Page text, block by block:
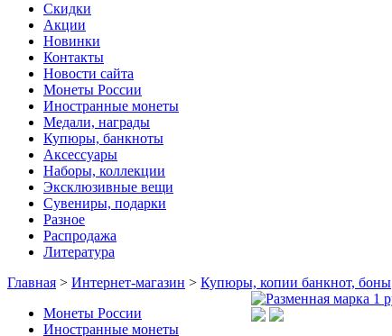
Скидки
Акции
Новинки
Контакты
Новости сайта
Монеты России
Иностранные монеты
Медали, награды
Купюры, банкноты
Аксессуары
Наборы, коллекции
Эксклюзивные вещи
Сувениры, подарки
Разное
Распродажа
Литература
Главная > Интернет-магазин > Купюры, копии банкнот, боны
Монеты России
Иностранные монеты